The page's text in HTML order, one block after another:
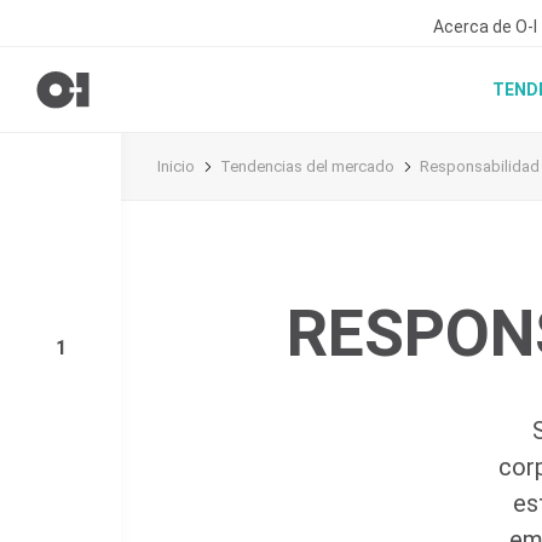
Acerca de O-I
1
Inicio Tendencias del mercado